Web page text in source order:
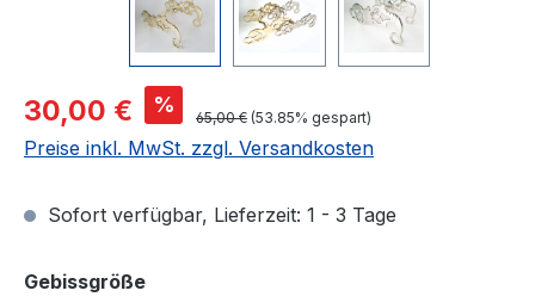
Verkaufspreis:
30,00 € % Regulärer Preis:
65,00 € (53.85% gespart)
Preise inkl. MwSt. zzgl. Versandkosten
Sofort verfügbar, Lieferzeit: 1 - 3 Tage
Gebissgrößeauswählen